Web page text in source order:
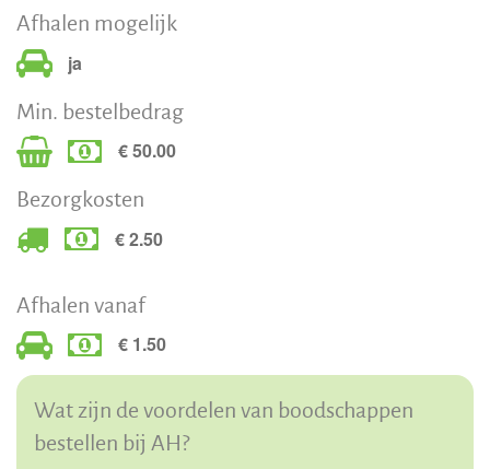
Afhalen mogelijk
ja
Min. bestelbedrag
€ 50.00
Bezorgkosten
€ 2.50
Afhalen vanaf
€ 1.50
Wat zijn de voordelen van boodschappen
bestellen bij AH?